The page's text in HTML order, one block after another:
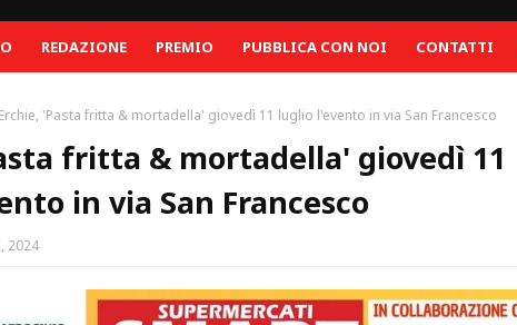
REDAZIONE PREMIO PUBBLICA CON NOI CONTATTI
Erchie, 'Pasta fritta & mortadella' giovedì 11 luglio l'evento in via San Francesco
fritta & mortadella' giovedì 11
in via San Francesco
2024